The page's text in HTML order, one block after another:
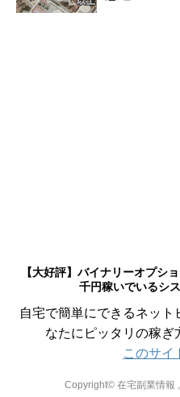
【大好評】バイナリーオプシ
千円稼いでいるシ
自宅で簡単にできるネッ
なたにピッタリの稼ぎ
このサイ
Copyright© 在宅副業情報